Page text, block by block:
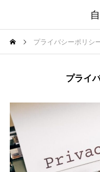
プライバシーポリシ
プライ